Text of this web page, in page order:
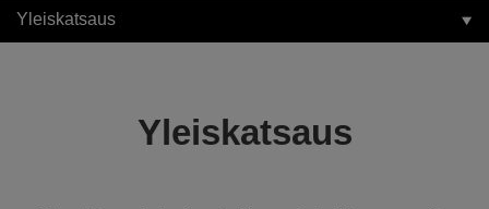
Yleiskatsaus
Yleiskatsaus